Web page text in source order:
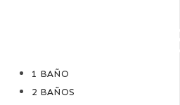
1 BAÑO
2 BAÑOS